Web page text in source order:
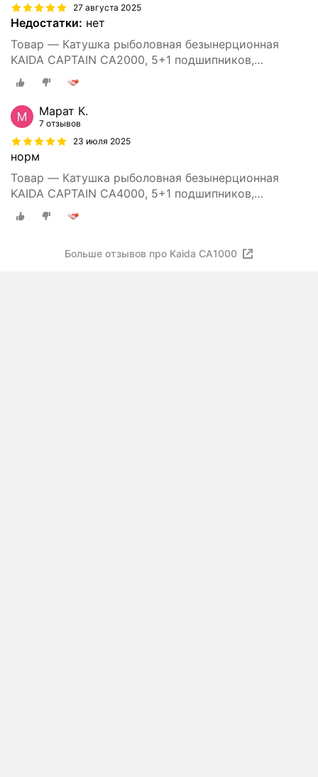
27 августа 2025
Недостатки: нет
Товар — Катушка рыболовная безынерционная
KAIDA CAPTAIN CA2000, 5+1 подшипников,
спиннинговая, фидерная, донная
Марат К.
7 отзывов
23 июля 2025
норм
Товар — Катушка рыболовная безынерционная
KAIDA CAPTAIN CA4000, 5+1 подшипников,
спиннинговая, фидерная, донная
Больше отзывов про Kaida CA1000